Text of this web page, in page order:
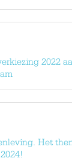
2022
Het